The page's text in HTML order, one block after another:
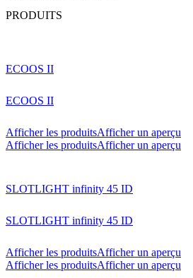
PRODUITS
ECOOS II
ECOOS II
Afficher les produitsAfficher un aperçu
Afficher les produitsAfficher un aperçu
SLOTLIGHT infinity 45 ID
SLOTLIGHT infinity 45 ID
Afficher les produitsAfficher un aperçu
Afficher les produitsAfficher un aperçu